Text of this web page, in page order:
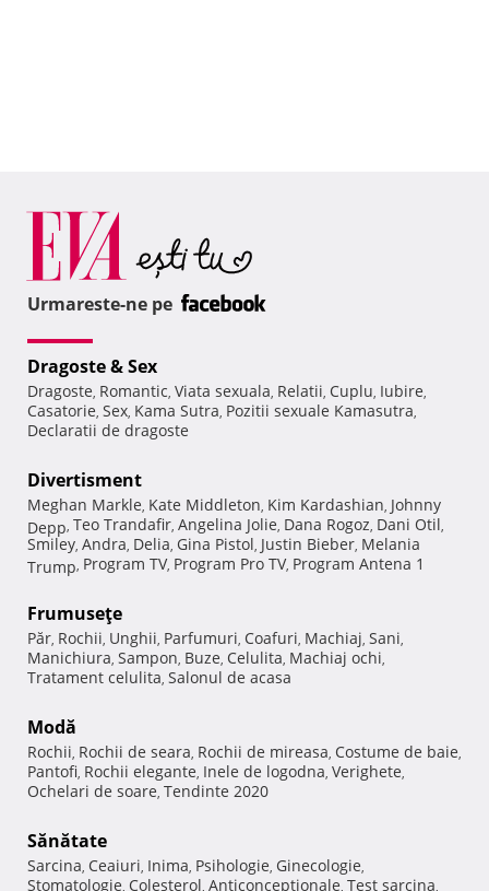
Urmareste-ne pe
Dragoste & Sex
Dragoste, Romantic, Viata sexuala, Relatii, Cuplu, Iubire,
Casatorie, Sex, Kama Sutra, Pozitii sexuale Kamasutra,
Declaratii de dragoste
Divertisment
Meghan Markle, Kate Middleton, Kim Kardashian, Johnny
Depp, Teo Trandafir, Angelina Jolie, Dana Rogoz, Dani Otil,
Smiley, Andra, Delia, Gina Pistol, Justin Bieber, Melania
Trump, Program TV, Program Pro TV, Program Antena 1
Frumuseţe
Păr, Rochii, Unghii, Parfumuri, Coafuri, Machiaj, Sani,
Manichiura, Sampon, Buze, Celulita, Machiaj ochi,
Tratament celulita, Salonul de acasa
Modă
Rochii, Rochii de seara, Rochii de mireasa, Costume de baie,
Pantofi, Rochii elegante, Inele de logodna, Verighete,
Ochelari de soare, Tendinte 2020
Sănătate
Sarcina, Ceaiuri, Inima, Psihologie, Ginecologie,
Stomatologie, Colesterol, Anticonceptionale, Test sarcina,